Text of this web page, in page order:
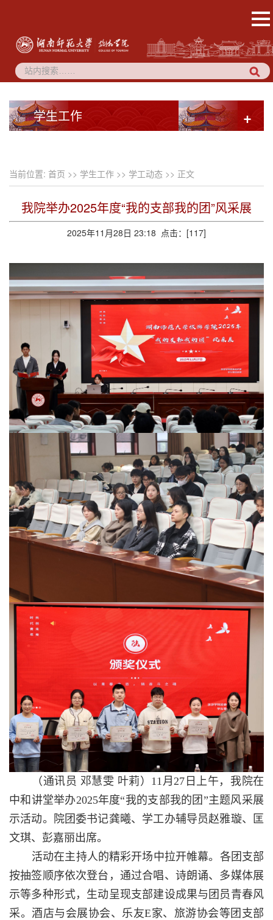
学生工作 +
当前位置: 首页 >> 学生工作 >> 学工动态 >> 正文
我院举办2025年度“我的支部我的团”风采展
2025年11月28日 23:18 点击：[117]
（通讯员 邓慧雯 叶莉） 11月27日上午，我院在
中和讲堂举办2025年度“我的支部我的团”主题风采展
示活动。院团委书记龚曦、学工办辅导员赵雅璇、匡
文琪、彭嘉丽出席。
活动在主持人的精彩开场中拉开帷幕。各团支部
按抽签顺序依次登台，通过合唱、诗朗诵、多媒体展
示等多种形式，生动呈现支部建设成果与团员青春风
采。酒店与会展协会、乐友E家、旅游协会等团支部